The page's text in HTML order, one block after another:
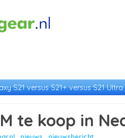
S21 versus S21+ versus S21 Ultra
te koop in